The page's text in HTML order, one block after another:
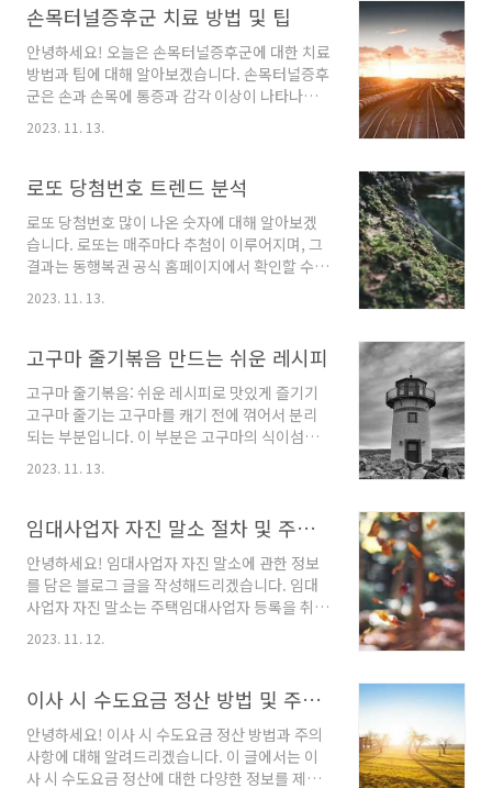
는 경우가 있습니다. 범죄경력증명서를 발급받기
위해서는 경찰서를 직접 방문하여 신청하는 방법
과 인터넷을 통해 발급받는 방법이 있습니다. 경
찰서를 방문하여 발급신청하는 경우, 신청자 본
인의 여권 원본과 사진 1매가 필요합니다. 발급까
지 약 1주일 정도 소요됩니다. 하지만 이 경우에
다. 또한, 인터넷을 통해 발급받는 방법도 있습니
다. 한국통합민원센터를 통해 범..
손목터널증후군 치료 방법 및 팁
안녕하세요! 오늘은 손목터널증후군에 대한 치료
방법과 팁에 대해 알아보겠습니다. 손목터널증후
군은 손과 손목에 통증과 감각 이상이 나타나는
아 발생합니다. 비수술적 치료와 팁 손목터널증
료로 나눌 수 있습니다. 비수술적 치료에서는 다
음과 같은 조치를 취할 수 있습니다. 활동 제한:
긴 시간 동안 같은 자세로 손목을 사용하는 작업
을 피하고, 손목을 휴식시키는 것이 중요합니다.
손목 부목 착용: 손목을 받치고 지지해주는 부목
을 착용하는 것은 효과적입니다. 특히 수면 중에
나 코르티코스테로이드 주사를 통해 통증을 완화
시킬 수 있..
2023. 11. 13.
로또 당첨번호 트렌드 분석
로또 당첨번호 많이 나온 숫자에 대해 알아보겠
습니다. 로또는 매주마다 추첨이 이루어지며, 그
결과는 동행복권 공식 홈페이지에서 확인할 수
있습니다. 동행복권은 로또 당첨번호에 대한 다
양한 통계 자료를 제공하고 있어 로또 팬들에게
결과를 분석해보면, 특정 번호들이 상대적으로
많이 나온 숫자는 34번입니다. 1회부터 현재까지
의 추첨에서 34번은 총 158회나 나왔습니다. 이
어서 18번이 151회, 27번이 148회, 12번이 147
회 등의 순으로 나온 것을 확인할 수 있습니다. 이
상 최신 정보를 얻을 수 있습니다. 로또 ..
2023. 11. 13.
고구마 줄기볶음 만드는 쉬운 레시피
고구마 줄기볶음: 쉬운 레시피로 맛있게 즐기기
고구마 줄기는 고구마를 캐기 전에 꺾어서 분리
되는 부분입니다. 이 부분은 고구마의 식이섬유
와 영양소가 풍부해 건강에 매우 좋은 재료로 알
려져 있습니다. 하지만 고구마 줄기는 음식으로
를 모르고 있습니다. 이번 글에서는 쉽고 간단한
고구마 줄기볶음 레시피 고구마 줄기볶음은 간단
한 재료와 손쉬운 과정으로 만들 수 있는 기본 반
찬입니다. 아래는 고구마 줄기볶음을 만드는 데
필요한 재료와 그룹단위로 나눈 준비과정을 안내
술 준비과정 고구마 줄기를 손질하고 적당한 크
기로 자..
2023. 11. 13.
임대사업자 자진 말소 절차 및 주의사항
안녕하세요! 임대사업자 자진 말소에 관한 정보
를 담은 블로그 글을 작성해드리겠습니다. 임대
사업자 자진 말소는 주택임대사업자 등록을 취소
하는 절차를 말합니다. 주택임대사업자 등록 시
에는 다양한 규정과 세제 혜택을 고려해야 하기
떤 이유로든 자진 말소를 결정하게 되면 등록된
주택임대사업자가 없어지는 것입니다. 이 자료에
서는 임대사업자 자진 말소의 절차와 주의사항,
그리고 임차인에게 주의해야 할 점에 대해 알아
보겠습니다. 1. 임대사업자 자진 말소 절차 임대
2023. 11. 12.
이사 시 수도요금 정산 방법 및 주의사항
안녕하세요! 이사 시 수도요금 정산 방법과 주의
사항에 대해 알려드리겠습니다. 이 글에서는 이
사 시 수도요금 정산에 대한 다양한 정보를 제공